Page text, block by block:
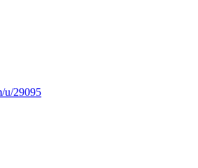
u/29095